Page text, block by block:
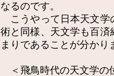
なるのです。
こうやって日本天文学
術と同様、天文学も百
まりであることが分かり
＜飛鳥時代の天文学の